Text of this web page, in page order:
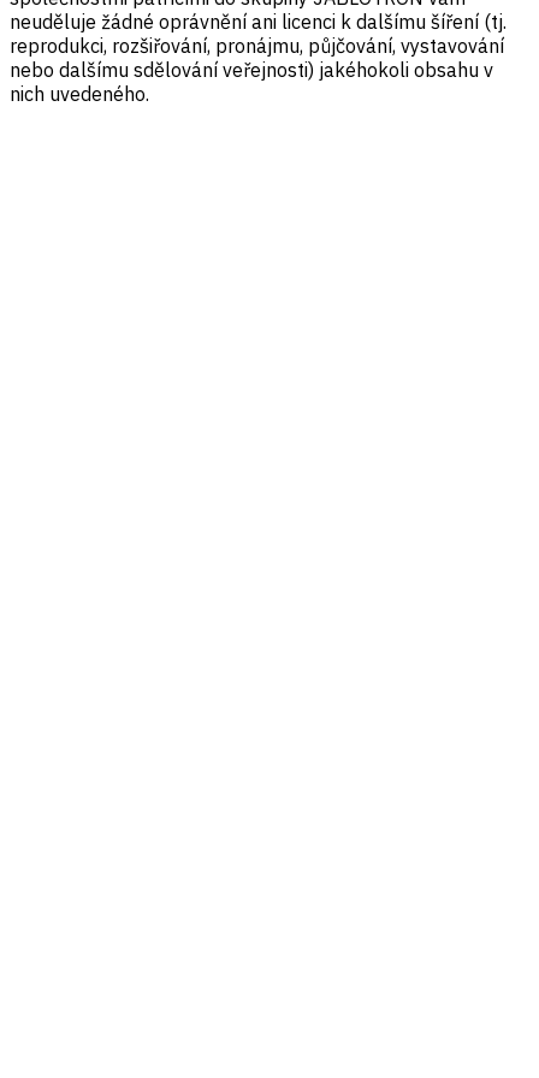
neuděluje žádné oprávnění ani licenci k dalšímu šíření (tj.
reprodukci, rozšiřování, pronájmu, půjčování, vystavování
nebo dalšímu sdělování veřejnosti) jakéhokoli obsahu v
nich uvedeného.